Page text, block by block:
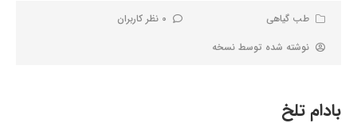
طب گیاهی
0 نظر کاربران
نوشته شده توسط نسخه
بادام تلخ